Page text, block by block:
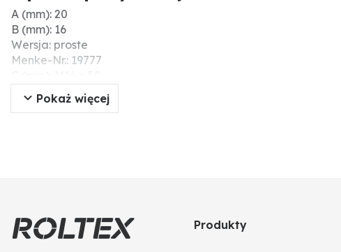
A (mm): 20
B (mm): 16
Wersja: proste
Menke-Nr.: 19777
L (mm): 220
Materiał: C45-Stahl
Pokaż więcej
Produkty